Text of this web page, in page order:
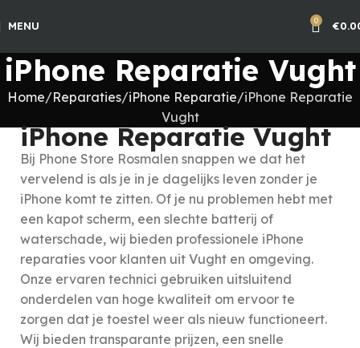
MENU 0 €
iPhone Reparatie Vught
Home Reparaties iPhone Reparatie iPhone Reparatie
Vught
iPhone Reparatie Vught
Bij Phone Store Rosmalen snappen we dat het
vervelend is als je in je dagelijks leven zonder je
iPhone komt te zitten. Of je nu problemen hebt met
een kapot scherm, een slechte batterij of
waterschade, wij bieden professionele iPhone
reparaties voor klanten uit Vught en omgeving.
Onze ervaren technici gebruiken uitsluitend
onderdelen van hoge kwaliteit om ervoor te
zorgen dat je toestel weer als nieuw functioneert.
Wij bieden transparante prijzen, een snelle